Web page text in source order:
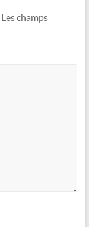
Les champs